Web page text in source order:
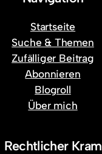
Startseite
Suche & Themen
Zufälliger Beitrag
Abonnieren
Blogroll
Über mich
Rechtlicher Kram